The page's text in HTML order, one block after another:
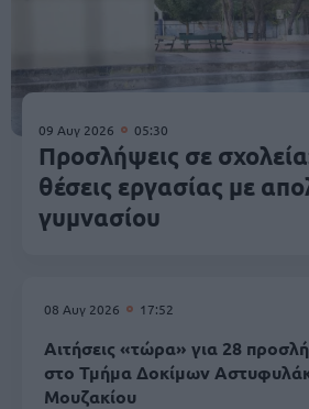
09 Αυγ 2026 05:30
Προσλήψεις σε
θέσεις εργασίας με
γυμνασίου
08 Αυγ 2026 17:52
Αιτήσεις «τώρα» για 28
στο Τμήμα Δοκίμων
Mουζακίου